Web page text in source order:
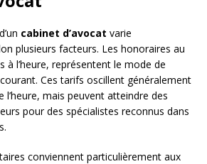
cabinet d’avocat varie
plusieurs facteurs. Les honoraires au
à l’heure, représentent le mode de
Ces tarifs oscillent généralement
l’heure, mais peuvent atteindre des
pour des spécialistes reconnus dans
conviennent particulièrement aux